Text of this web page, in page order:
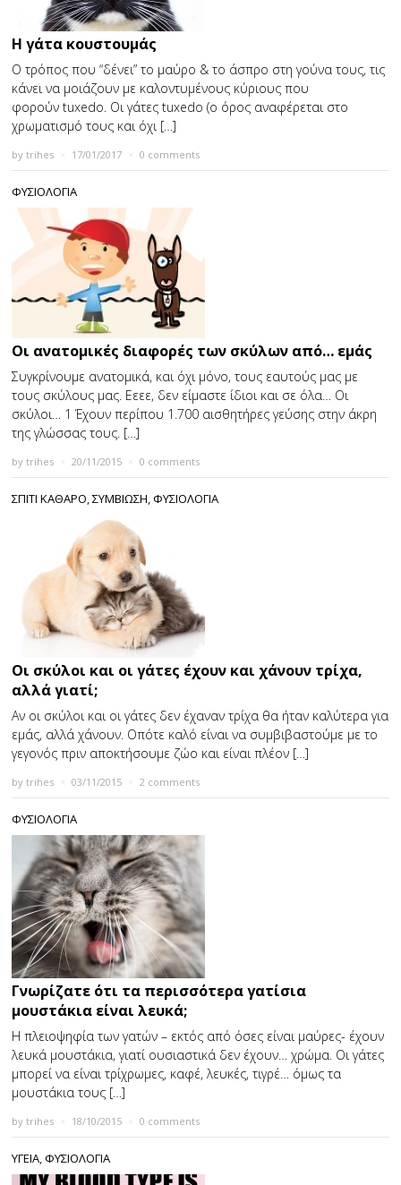
H γάτα κουστουμάς
Ο τρόπος που “δένει” το μαύρο & το άσπρο στη γούνα τους, τις
κάνει να μοιάζουν με καλοντυμένους κύριους που
φορούν tuxedo. Οι γάτες tuxedo (ο όρος αναφέρεται στο
χρωματισμό τους και όχι […]
bytrihes 17/01/2017 0 comments
ΦΥΣΙΟΛΟΓΙΑ
Οι ανατομικές διαφορές των σκύλων από… εμάς
Συγκρίνουμε ανατομικά, και όχι μόνο, τους εαυτούς μας με
τους σκύλους μας. Εεεε, δεν είμαστε ίδιοι και σε όλα… Οι
σκύλοι… 1 Έχουν περίπου 1.700 αισθητήρες γεύσης στην άκρη
της γλώσσας τους. […]
bytrihes 20/11/2015 0 comments
ΣΠΙΤΙ ΚΑΘΑΡΟ,ΣΥΜΒΙΩΣΗ,ΦΥΣΙΟΛΟΓΙΑ
Οι σκύλοι και οι γάτες έχουν και χάνουν τρίχα,
αλλά γιατί;
Αν οι σκύλοι και οι γάτες δεν έχαναν τρίχα θα ήταν καλύτερα για
εμάς, αλλά χάνουν. Οπότε καλό είναι να συμβιβαστούμε με το
γεγονός πριν αποκτήσουμε ζώο και είναι πλέον […]
bytrihes 03/11/2015 2 comments
ΦΥΣΙΟΛΟΓΙΑ
Γνωρίζατε ότι τα περισσότερα γατίσια
μουστάκια είναι λευκά;
Η πλειοψηφία των γατών – εκτός από όσες είναι μαύρες- έχουν
λευκά μουστάκια, γιατί ουσιαστικά δεν έχουν… χρώμα. Οι γάτες
μπορεί να είναι τρίχρωμες, καφέ, λευκές, τιγρέ… όμως τα
μουστάκια τους […]
bytrihes 18/10/2015 0 comments
ΥΓΕΙΑ,ΦΥΣΙΟΛΟΓΙΑ